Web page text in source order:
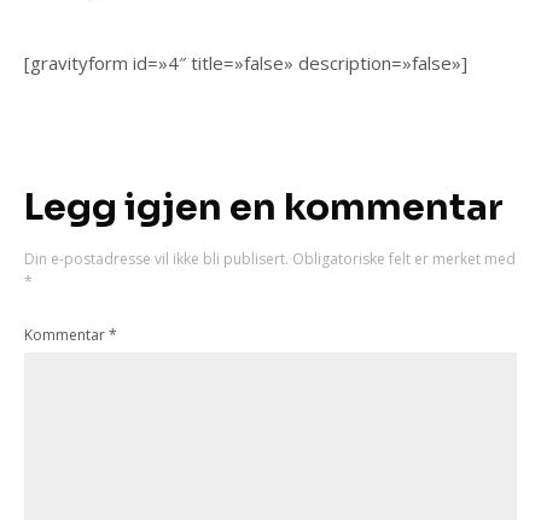
[gravityform id=»4″ title=»false» description=»false»]
Legg igjen en kommentar
Din e-postadresse vil ikke bli publisert. Obligatoriske felt er merket med
*
Kommentar*